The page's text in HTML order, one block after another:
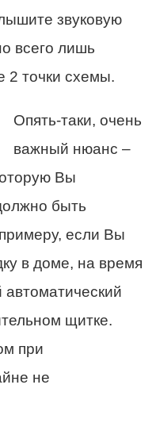
звуковую
всего лишь
2 точки схемы.
Опять-таки, очень
важный нюанс –
Вы
быть
если Вы
в доме, на время
щитке.
при
не